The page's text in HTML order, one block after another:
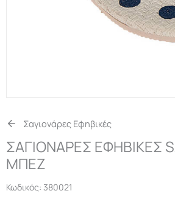
Σαγιονάρες Εφηβικές
ΣΑΓΙΟΝΑΡΕΣ ΕΦΗΒΙΚΕΣ
ΜΠΕΖ
Κωδικός: 380021